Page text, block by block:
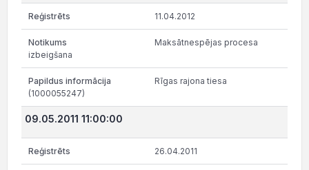
11.04.2012
Maksātnespējas procesa
izbeigšana
Rīgas rajona tiesa
(1000055247)
09.05.2011 11:00:00
26.04.2011